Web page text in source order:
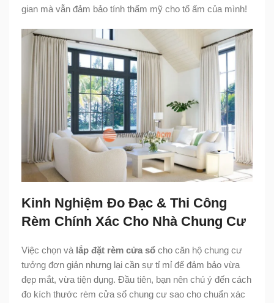
gian mà vẫn đảm bảo tính thẩm mỹ cho tổ ấm của mình!
Kinh Nghiệm Đo Đạc & Thi Công
Rèm Chính Xác Cho Nhà Chung Cư
Việc chọn và lắp đặt rèm cửa sổ cho căn hộ chung cư
tưởng đơn giản nhưng lại cần sự tỉ mỉ để đảm bảo vừa
đẹp mắt, vừa tiện dụng. Đầu tiên, bạn nên chú ý đến cách
đo kích thước rèm cửa sổ chung cư sao cho chuẩn xác